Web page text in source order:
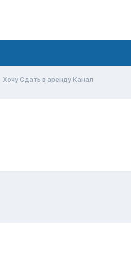
Хочу Сдать в аренду Канал